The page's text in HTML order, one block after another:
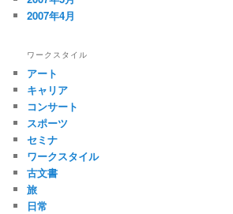
2007年4月
ワークスタイル
アート
キャリア
コンサート
スポーツ
セミナ
ワークスタイル
古文書
旅
日常